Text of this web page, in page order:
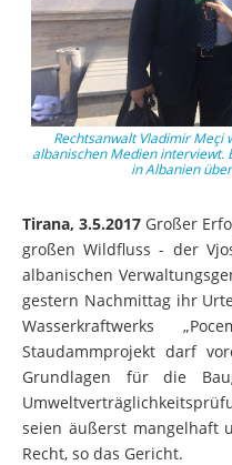
Rechtsanwalt Vladimir Meçi
albanischen Medien interviewt.
in Albanien
Tirana, 3.5.2017 Großer
großen Wildfluss - der
albanischen
gestern Nachmittag ihr
Wasserkraftwerks
Staudammprojekt darf
Grundlagen für die
seien äußerst mangelhaft
Recht, so das Gericht.